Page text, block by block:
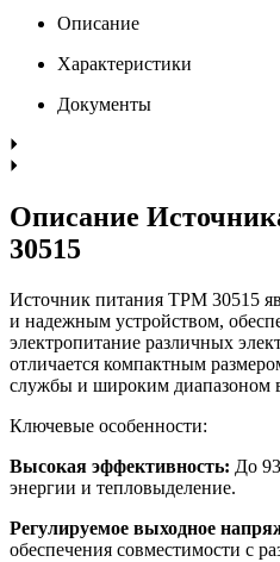
Описание
Характеристики
Документы
Описание
30515
Источник питания TPM 30515
и надежным устройством,
электропитание различных
отличается компактным
службы и широким диапазоном
Ключевые особенности:
Высокая эффективность: До
энергии и тепловыделение.
Регулируемое выходное
обеспечения совместимости с